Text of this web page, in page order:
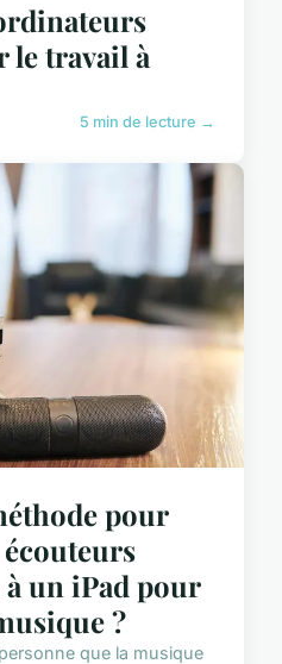
le travail à
5 min de lecture →
pour
un iPad pour
?
que la musique